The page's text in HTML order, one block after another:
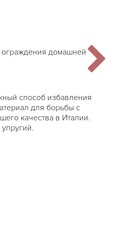
домашней
способ избавления
для борьбы с
качества в Италии.